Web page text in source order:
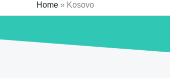
Home » Kosovo